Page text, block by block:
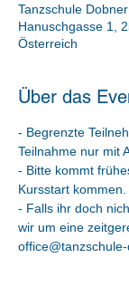
Tanzschule
Hanuschgasse 1,
Österreich
Über das
- Begrenzte
Teilnahme nur mit
- Bitte kommt
Kursstart kommen.
- Falls ihr doch
wir um eine